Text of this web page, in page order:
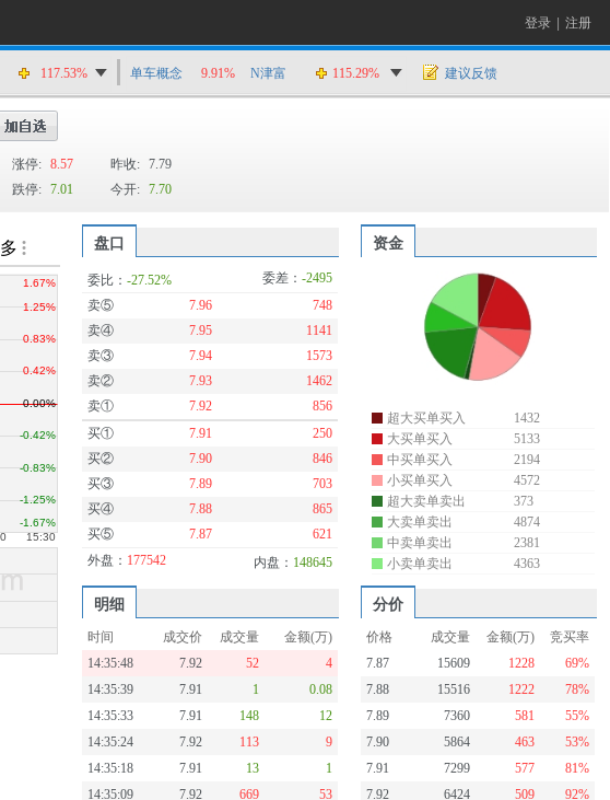
登录 注册
117.53% 单车概念 9.91% N津富 115.29% 建议反馈
涨停: 8.57 昨收: 7.79
跌停: 7.01 今开: 7.70
盘口 资金
委比：-27.52% 委差：-2495
卖⑤
7.96
748
卖④
7.95
1141
卖③
7.94
1573
卖②
7.93
1462
卖①
7.92
856
买①
7.91
250
买②
7.90
846
买③
7.89
703
买④
7.88
865
买⑤
7.87
621
外盘： 177542 内盘： 148645
超大买单买入
1432
大买单买入
5133
中买单买入
2194
小买单买入
4572
超大卖单卖出
373
大卖单卖出
4874
中卖单卖出
2381
小卖单卖出
4363
明细 分价
时间 成交价 成交量
金额(万)
14:35:48
7.92 52
4
14:35:39
7.91 1
0.08
14:35:33
7.91 148
12
14:35:24
7.92 113
9
14:35:18
7.91 13
1
14:35:09
7.92 669
53
价格 成交量 金额(万)
竞买率
7.87
15609 1228
69%
7.88
15516 1222
78%
7.89
7360 581
55%
7.90
5864 463
53%
7.91
7299 577
81%
7.92
6424 509
92%